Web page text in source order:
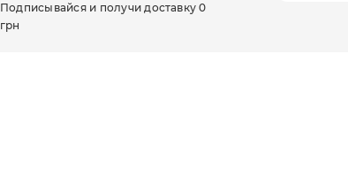
Подписывайся и получи доставку 0
грн